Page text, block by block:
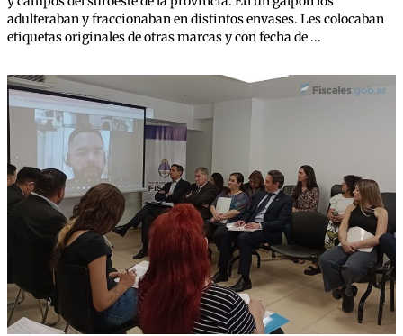
adulteraban y fraccionaban en distintos envases. Les colocaban
etiquetas originales de otras marcas y con fecha de ...